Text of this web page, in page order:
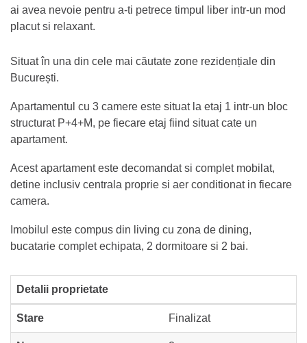
ai avea nevoie pentru a-ti petrece timpul liber intr-un mod
placut si relaxant.
Situat în una din cele mai căutate zone rezidențiale din
București.
Apartamentul cu 3 camere este situat la etaj 1 intr-un bloc
structurat P+4+M, pe fiecare etaj fiind situat cate un
apartament.
Acest apartament este decomandat si complet mobilat,
detine inclusiv centrala proprie si aer conditionat in fiecare
camera.
Imobilul este compus din living cu zona de dining,
bucatarie complet echipata, 2 dormitoare si 2 bai.
Detalii proprietate
Stare Finalizat